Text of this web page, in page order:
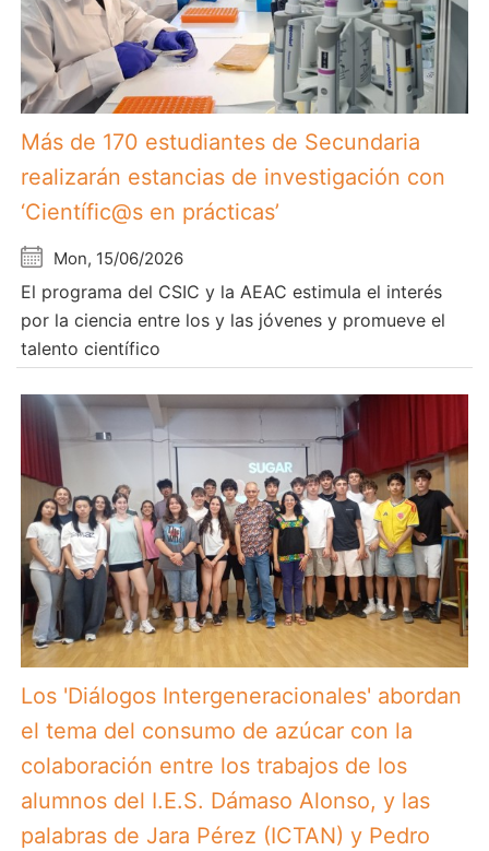
Más de 170 estudiantes de Secundaria
realizarán estancias de investigación con
‘Científic@s en prácticas’
Mon, 15/06/2026
El programa del CSIC y la AEAC estimula el interés
por la ciencia entre los y las jóvenes y promueve el
talento científico
Los 'Diálogos Intergeneracionales' abordan
el tema del consumo de azúcar con la
colaboración entre los trabajos de los
alumnos del I.E.S. Dámaso Alonso, y las
palabras de Jara Pérez (ICTAN) y Pedro